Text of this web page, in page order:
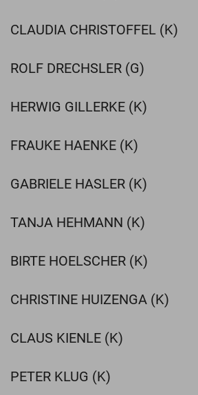
CLAUDIA CHRISTOFFEL (K)
ROLF DRECHSLER (G)
HERWIG GILLERKE (K)
FRAUKE HAENKE (K)
GABRIELE HASLER (K)
TANJA HEHMANN (K)
BIRTE HOELSCHER (K)
CHRISTINE HUIZENGA (K)
CLAUS KIENLE (K)
PETER KLUG (K)